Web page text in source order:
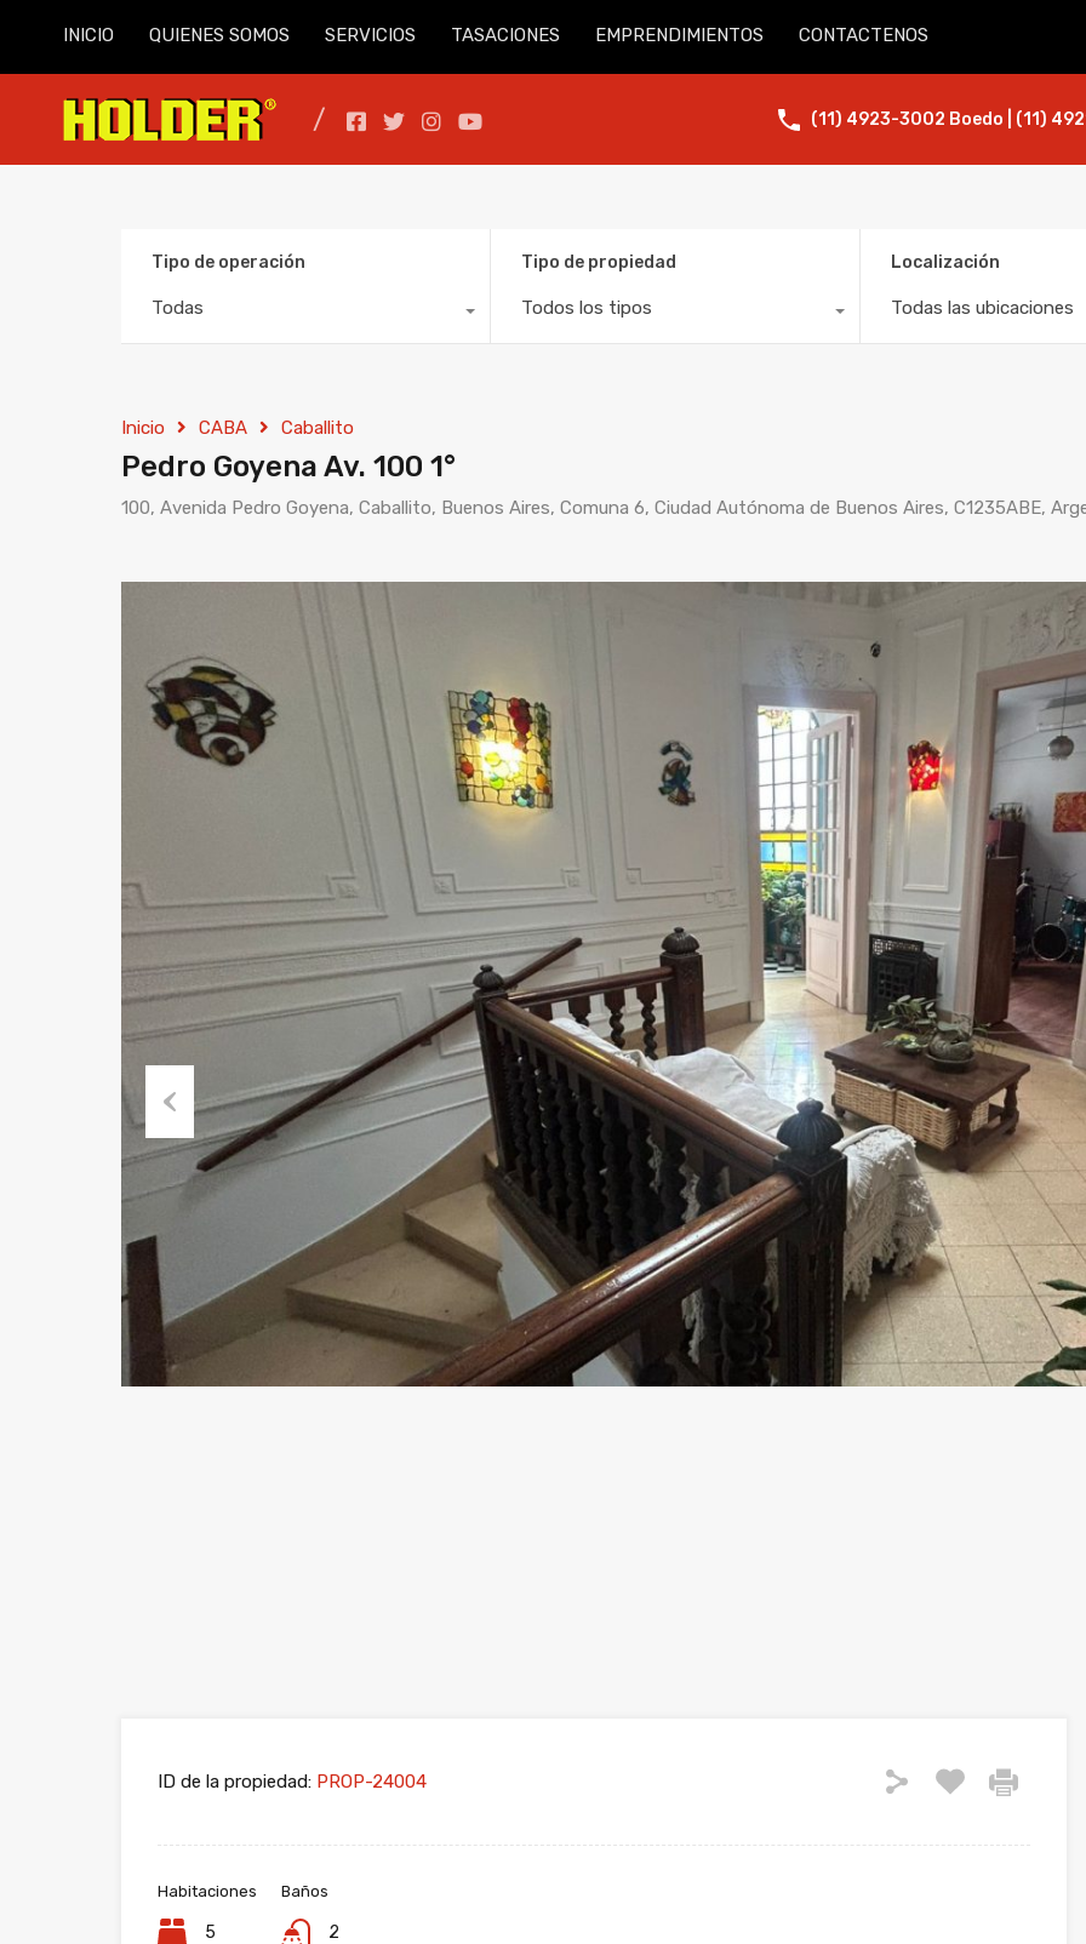
INICIO QUIENES SOMOS SERVICIOS TASACIONES EMPRENDIMIENTOS CONTACTENOS
(11) 4923-3002 Boedo | (11)
Tipo de operación
Todas
Tipo de propiedad
Todos los tipos
Localización
Todas las ubicaciones
Inicio CABA Caballito
Pedro Goyena Av. 100 1°
100, Avenida Pedro Goyena, Caballito, Buenos Aires, Comuna 6, Ciudad Autónoma de Buenos Aires, C1235ABE,
Previous
ID de la propiedad: PROP-24004
Habitaciones
5
Baños
2